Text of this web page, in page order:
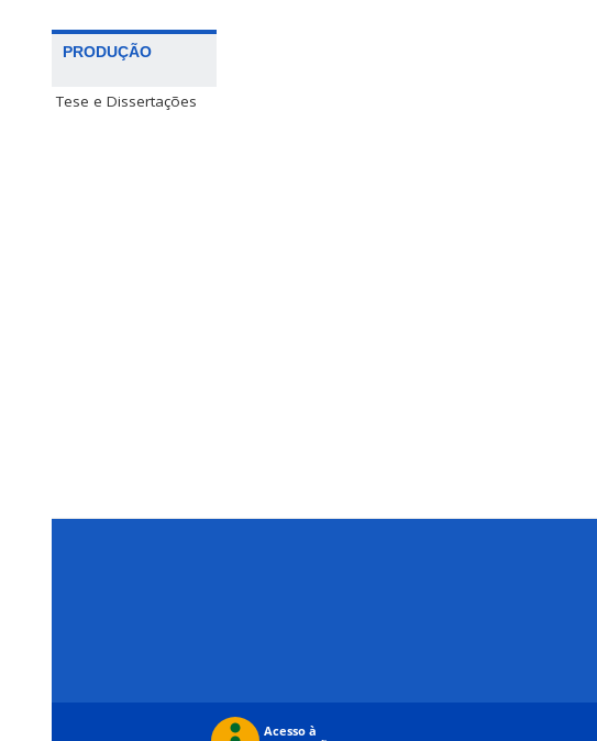
PRODUÇÃO
Tese e Dissertações